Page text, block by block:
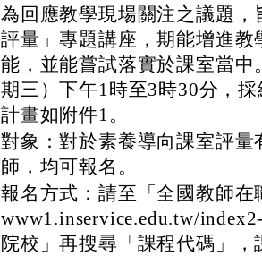
為回應教學現場關注之議題
評量」專題講座，期能增進
能，並能嘗試落實於課室當
期三）下午1時至3時30分，
計畫如附件1。
對象：對於素養導向課室評
師，均可報名。
報名方式：請至「全國教師
www1.inservice.edu.tw/
院校」再搜尋「課程代碼」